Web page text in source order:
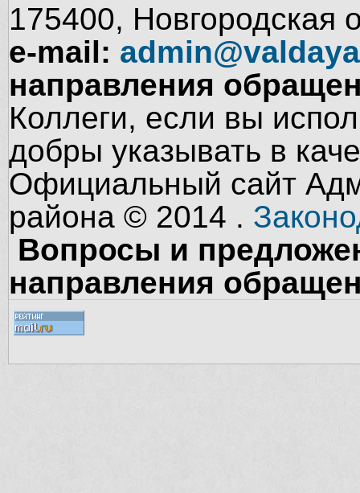
175400, Новгородская
e-mail:
направления
Коллеги, если вы
добры указывать в
Официальный сайт
района © 2014 .
Вопросы и
направления